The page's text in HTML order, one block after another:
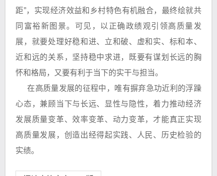
距”，实现经济效益和乡村特色有机融合，最终绘就共
同富裕新图景。可见，以正确政绩观引领高质量发
展，就要处理好稳和进、立和破、虚和实、标和本、
近和远的关系，坚持稳中求进，既要有谋划长远的胸
怀和格局，又要有利于当下的实干与担当。
在高质量发展的征程中，唯有摒弃急功近利的浮躁
心态，兼顾当下与长远、显性与隐性，着力推动经济
发展质量变革、效率变革、动力变革，才能真正实现
高质量发展，创造出经得起实践、人民、历史检验的
实绩。